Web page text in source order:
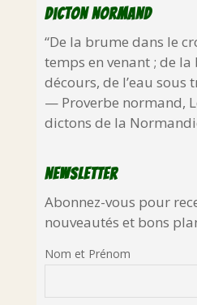
Dicton normand
“De la brume dans le
temps en venant ; de
décours, de l’eau sous
— Proverbe normand,
dictons de la
Newsletter
Abonnez-vous pour
nouveautés et bons
Nom et Prénom